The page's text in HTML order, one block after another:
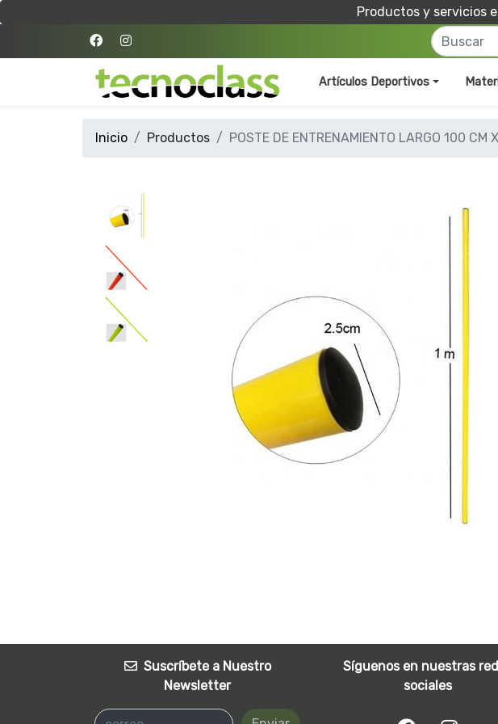
Productos y servicios
Artículos Deportivos
Inicio Productos POSTE DE ENTRENAMIENTO LARGO 100 CM
Suscríbete a Nuestro
Newsletter
Síguenos en nuestras
sociales